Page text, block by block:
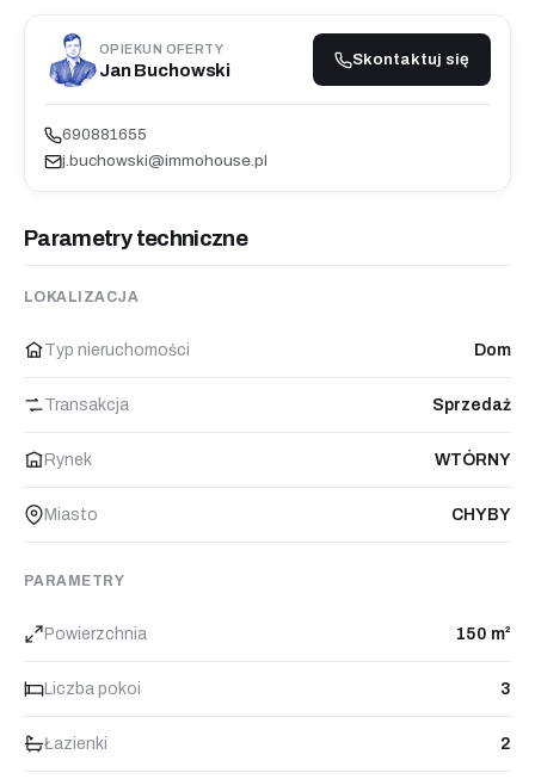
OPIEKUN OFERTY
Jan Buchowski
Skontaktuj się
690881655
j.buchowski@immohouse.pl
Parametry techniczne
LOKALIZACJA
Typ nieruchomości Dom
Transakcja Sprzedaż
Rynek WTÓRNY
Miasto CHYBY
PARAMETRY
Powierzchnia 150 m²
Liczba pokoi 3
Łazienki 2